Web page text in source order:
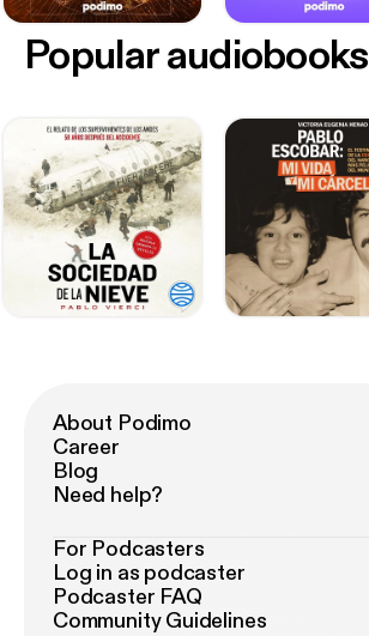
Popular audiobooks
About Podimo
Career
Blog
Need help?
For Podcasters
Log in as podcaster
Podcaster FAQ
Community Guidelines